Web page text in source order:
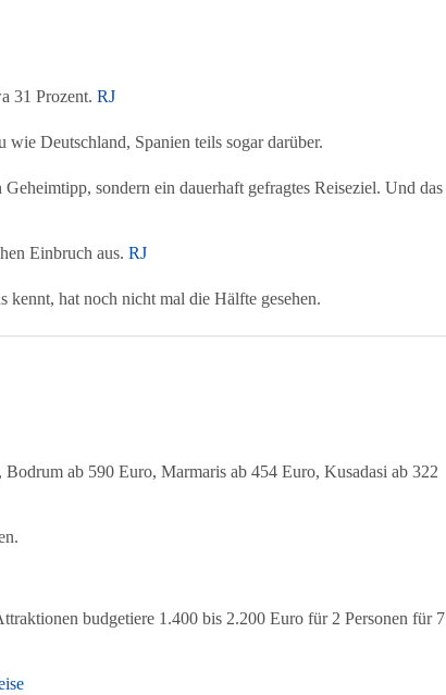
31 Prozent. RJ
Deutschland, Spanien teils sogar darüber.
sondern ein dauerhaft gefragtes Reiseziel. Und das
Einbruch aus. RJ
hat noch nicht mal die Hälfte gesehen.
ab 590 Euro, Marmaris ab 454 Euro, Kusadasi ab 322
budgetiere 1.400 bis 2.200 Euro für 2 Personen für 7